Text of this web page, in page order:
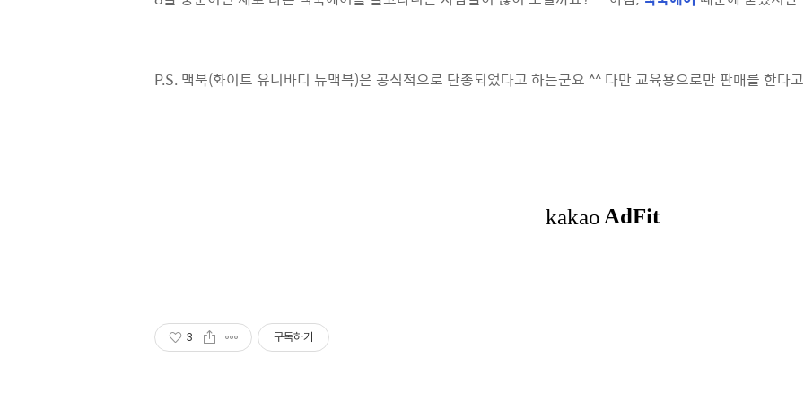
P.S. 맥북(화이트 유니바디 뉴맥븍)은 공식적으로 단종되었다고 하는군요 ^^ 다만 교육용으로만 판매를 한다
3 구독하기